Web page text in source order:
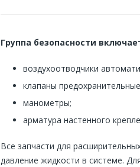
Группа безопасности
воздухоотводчики
клапаны
манометры;
арматура настенного
Все запчасти для
давление жидкости в системе.